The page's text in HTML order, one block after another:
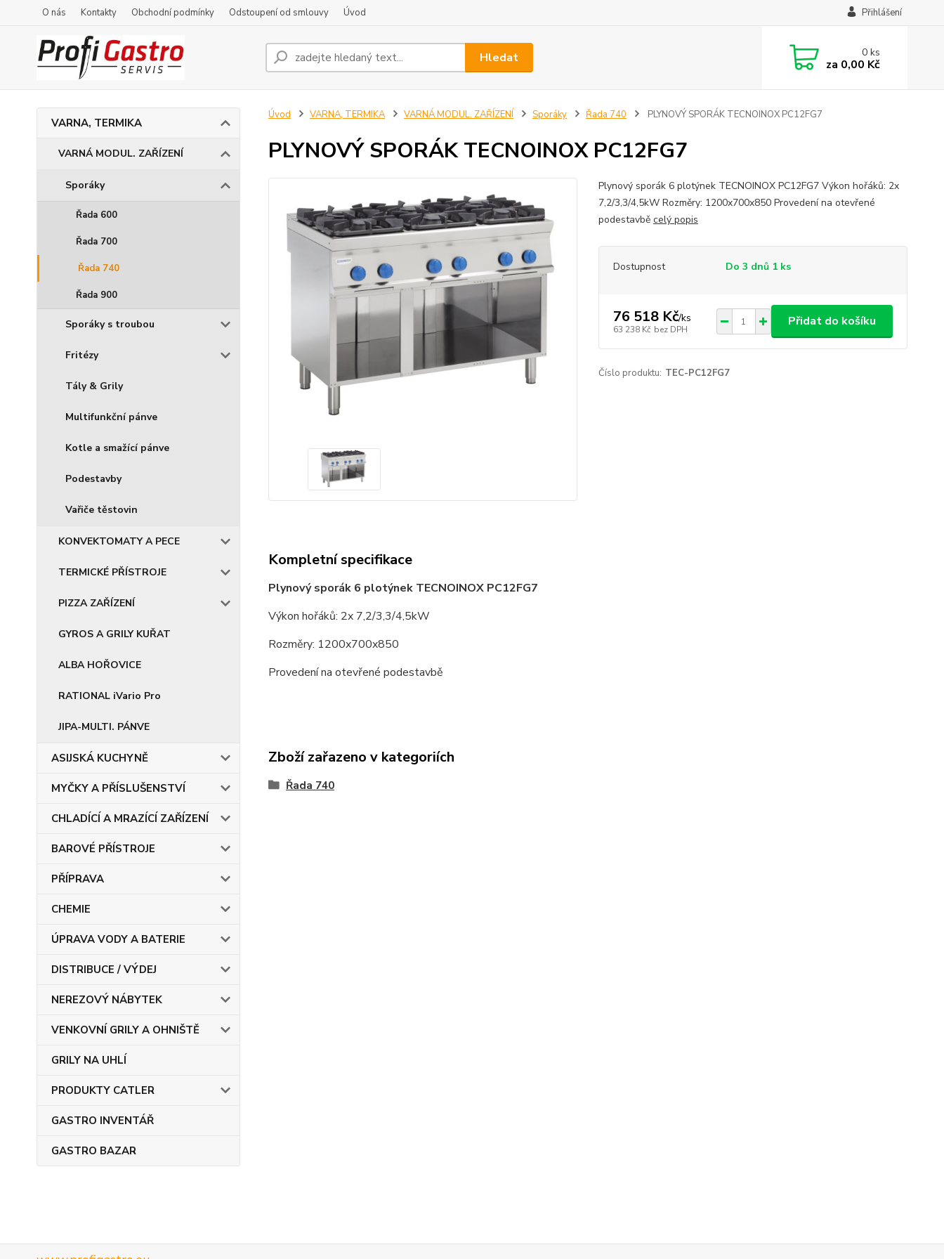
O nás Kontakty Obchodní podmínky Odstoupení od smlouvy Úvod Přihlášení
Hledat 0ks
za 0,00 Kč
VARNA, TERMIKA
VARNÁ MODUL. ZAŘÍZENÍ
Sporáky
Řada 600
Řada 700
Řada 740
Řada 900
Sporáky s troubou
Fritézy
Tály & Grily
Multifunkční pánve
Kotle a smažící pánve
Podestavby
Vařiče těstovin
KONVEKTOMATY A PECE
TERMICKÉ PŘÍSTROJE
PIZZA ZAŘÍZENÍ
GYROS A GRILY KUŘAT
ALBA HOŘOVICE
RATIONAL iVario Pro
JIPA-MULTI. PÁNVE
ASIJSKÁ KUCHYNĚ
MYČKY A PŘÍSLUŠENSTVÍ
CHLADÍCÍ A MRAZÍCÍ ZAŘÍZENÍ
BAROVÉ PŘÍSTROJE
PŘÍPRAVA
CHEMIE
ÚPRAVA VODY A BATERIE
DISTRIBUCE / VÝDEJ
NEREZOVÝ NÁBYTEK
VENKOVNÍ GRILY A OHNIŠTĚ
GRILY NA UHLÍ
PRODUKTY CATLER
GASTRO INVENTÁŘ
GASTRO BAZAR
Úvod VARNA, TERMIKA VARNÁ MODUL. ZAŘÍZENÍ Sporáky Řada 740 PLYNOVÝ SPORÁK TECNOINOX PC12FG7
PLYNOVÝ SPORÁK TECNOINOX PC12FG7
Plynový sporák 6 plotýnek TECNOINOX PC12FG7 Výkon hořáků: 2x
7,2/3,3/4,5kW Rozměry: 1200x700x850 Provedení na otevřené
podestavbě celý popis
Dostupnost Do 3 dnů 1 ks
76 518 Kč/ks
63 238 Kč bez DPH
Přidat do košíku
Číslo produktu: TEC-PC12FG7
Kompletní specifikace
Plynový sporák 6 plotýnek TECNOINOX PC12FG7
Výkon hořáků: 2x 7,2/3,3/4,5kW
Rozměry: 1200x700x850
Provedení na otevřené podestavbě
Zboží zařazeno v kategoriích
Řada 740